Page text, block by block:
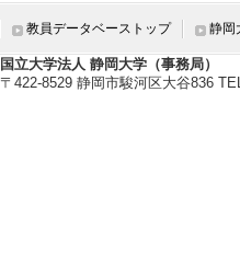
教員データベーストップ 静岡
国立大学法人 静岡大学（事務局）
〒422-8529 静岡市駿河区大谷836